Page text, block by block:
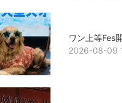
ワン上等Fes
2026-08-09